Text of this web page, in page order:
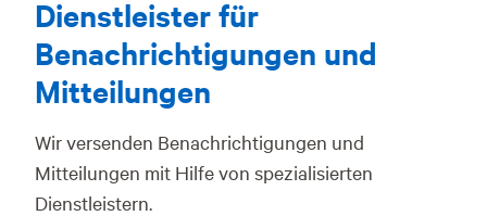
Dienstleister für
Benachrichtigungen und
Mitteilungen
Wir versenden Benachrichtigungen und
Mitteilungen mit Hilfe von spezialisierten
Dienstleistern.